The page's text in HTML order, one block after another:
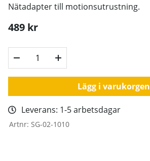
Nätadapter till motionsutrustning.
489 kr
Lägg i varukorgen
Leverans: 1-5 arbetsdagar
Artnr: SG-02-1010